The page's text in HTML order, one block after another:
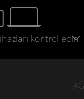
kontrol edin
AĞ